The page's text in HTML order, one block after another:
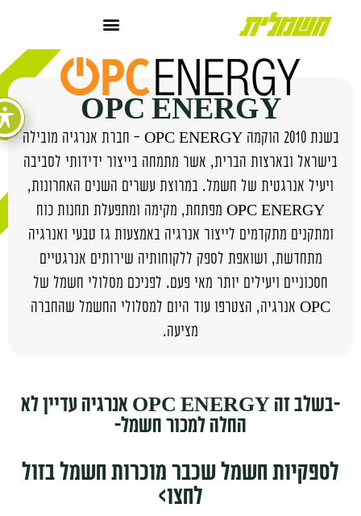
OPC ENERGY
בשנת 2010 הוקמה OPC ENERGY – חברת אנרגיה מובילה
בישראל ובארצות הברית, אשר מתמחה בייצור ידידותי לסביבה
ויעיל אנרגטית של חשמל. במרוצת עשרים השנים האחרונות,
OPC ENERGY מפתחת, מקימה ומתפעלת תחנות כוח
ומתקנים מתקדמים לייצור אנרגיה באמצעות גז טבעי ואנרגיה
מתחדשת, ושואפת לספק ללקוחותיה שירותים אנרגטיים
חסכוניים ויעילים יותר מאי פעם. לפניכם מסלולי חשמל של
OPC אנרגיה, הצטרפו עוד היום למסלולי החשמל שהחברה
מציעה.
-בשלב זה OPC ENERGY אנרגיה עדיין לא
החלה למכור חשמל-
לספקיות חשמל שכבר מוכרות חשמל בזול
לחצו>